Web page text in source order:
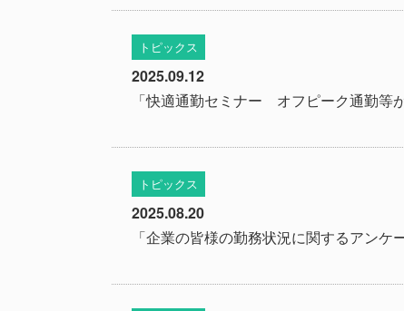
トピックス
2025.09.12
「快適通勤セミナー オフピーク通勤等
トピックス
2025.08.20
「企業の皆様の勤務状況に関するアンケ